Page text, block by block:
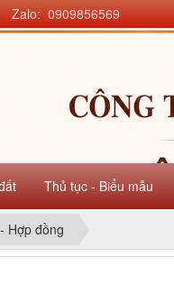
Thủ tục - Biểu mẫu
Zalo: 0909856569
Hợp đồng